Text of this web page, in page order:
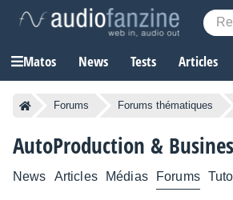
Matos News Tests Articles
Forums Forums thématiques
AutoProduction &
News Articles Médias Forums